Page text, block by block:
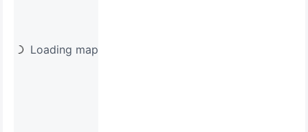
Loading map